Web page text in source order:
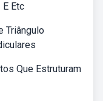
Etc
Triângulo
Que Estruturam